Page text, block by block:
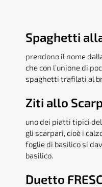
Spaghetti
prendono il nome
che con l’unione di
spaghetti trafilati al
Ziti allo
uno dei piatti tipici
gli scarpari, cioè i
foglie di basilico si
basilico.
Duetto